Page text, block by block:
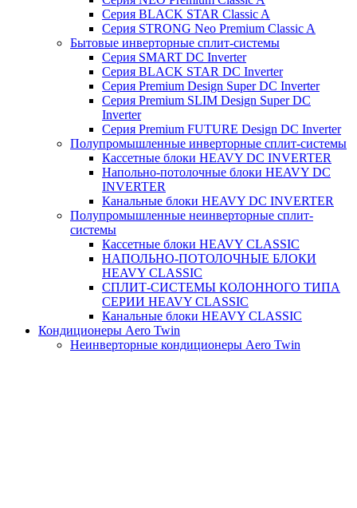
Серия BLACK STAR Classic A
Серия STRONG Neo Premium Classic A
Бытовые инверторные сплит-системы
Серия SMART DC Inverter
Серия BLACK STAR DC Inverter
Серия Premium Design Super DC Inverter
Серия Premium SLIM Design Super DC
Inverter
Серия Premium FUTURE Design DC Inverter
Полупромышленные инверторные сплит-системы
Кассетные блоки HEAVY DC INVERTER
Напольно-потолочные блоки HEAVY DC
INVERTER
Канальные блоки HEAVY DC INVERTER
Полупромышленные неинверторные сплит-
системы
Кассетные блоки HEAVY CLASSIC
НАПОЛЬНО-ПОТОЛОЧНЫЕ БЛОКИ
HEAVY CLASSIC
СПЛИТ-СИСТЕМЫ КОЛОННОГО ТИПА
СЕРИИ HEAVY CLASSIC
Канальные блоки HEAVY CLASSIC
Кондиционеры Aero Twin
Неинверторные кондиционеры Aero Twin